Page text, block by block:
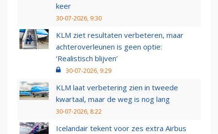
keer
30-07-2026, 9:30
KLM ziet resultaten verbeteren, maar
achteroverleunen is geen optie:
‘Realistisch blijven’
30-07-2026, 9:29
KLM laat verbetering zien in tweede
kwartaal, maar de weg is nog lang
30-07-2026, 8:22
Icelandair tekent voor zes extra Airbus